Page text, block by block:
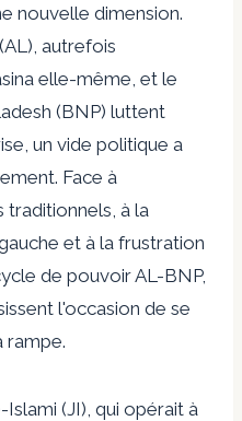
nouvelle dimension.
autrefois
elle-même, et le
(BNP) luttent
un vide politique a
Face à
traditionnels, à la
et à la frustration
de pouvoir AL-BNP,
l'occasion de se
rampe.
(JI), qui opérait à